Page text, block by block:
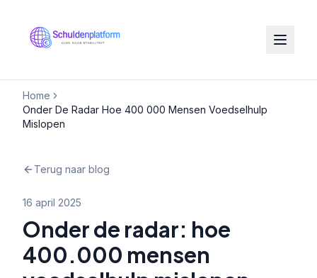
Home
Onder De Radar Hoe 400 000 Mensen Voedselhulp
Mislopen
Terug naar blog
16 april 2025
Onder de radar: hoe
400.000 mensen